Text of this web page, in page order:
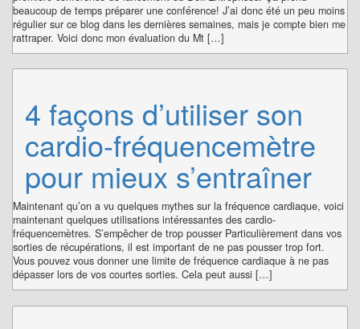
beaucoup de temps préparer une conférence! J’ai donc été un peu moins
régulier sur ce blog dans les dernières semaines, mais je compte bien me
rattraper. Voici donc mon évaluation du Mt […]
4 façons d’utiliser son
cardio-fréquencemètre
pour mieux s’entraîner
Maintenant qu’on a vu quelques mythes sur la fréquence cardiaque, voici
maintenant quelques utilisations intéressantes des cardio-
fréquencemètres. S’empêcher de trop pousser Particulièrement dans vos
sorties de récupérations, il est important de ne pas pousser trop fort.
Vous pouvez vous donner une limite de fréquence cardiaque à ne pas
dépasser lors de vos courtes sorties. Cela peut aussi […]